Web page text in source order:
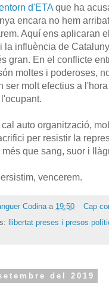
d'ETA que ha
encara no hem
Aquí ens aplicaran
la influència de
gran. En el conflicte
moltes i poderoses,
ser molt efectius a
auto organització,
per resistir la
que sang, suor i
vencerem.
Codina a 19:50
Cap
llibertat preses i presos
del 2019